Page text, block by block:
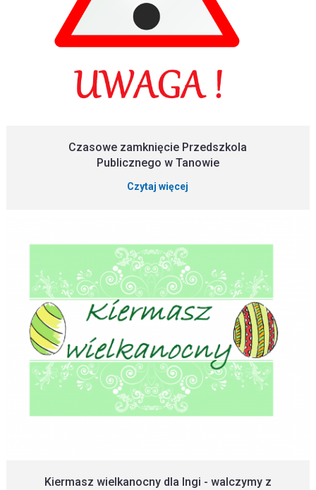
Czasowe zamknięcie Przedszkola
Publicznego w Tanowie
Czytaj więcej
Kiermasz wielkanocny dla Ingi - walczymy z